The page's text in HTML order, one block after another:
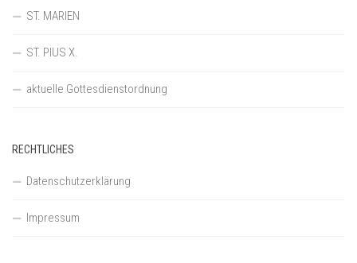
ST. MARIEN
ST. PIUS X.
aktuelle Gottesdienstordnung
RECHTLICHES
Datenschutzerklärung
Impressum